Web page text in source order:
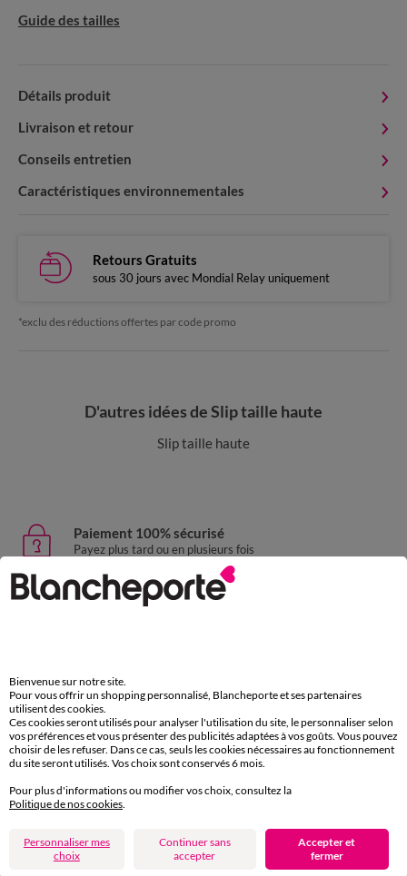
Guide des tailles
Détails produit
Livraison et retour
Conseils entretien
Caractéristiques environnementales
Retours Gratuits
sous 30 jours avec Mondial Relay uniquement
*exclu des réductions offertes par code promo
D'autres idées de Slip taille haute
Slip taille haute
Paiement 100% sécurisé
Payez plus tard ou en plusieurs fois
Livraison express
sous 30 jours avec Mondial Relay uniquement
Service clients
par chat et par téléphone
de 8h00 à 20h00 du lundi au samedi
en vous inscrivant à la newsletter
Bienvenue sur notre site.
Pour vous offrir un shopping personnalisé, Blancheporte et ses partenaires
utilisent des cookies.
Ces cookies seront utilisés pour analyser l'utilisation du site, le personnaliser selon
vos préférences et vous présenter des publicités adaptées à vos goûts. Vous pouvez
choisir de les refuser. Dans ce cas, seuls les cookies nécessaires au fonctionnement
du site seront utilisés. Vos choix sont conservés 6 mois.
Pour plus d'informations ou modifier vos choix, consultez la
Politique de nos cookies
Personnaliser mes
choix
Continuer sans
accepter
Accepter et
fermer